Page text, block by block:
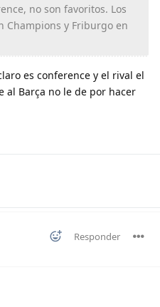
no son favoritos. Los
Champions y Friburgo en
es conference y el rival el
al Barça no le de por hacer
Responder